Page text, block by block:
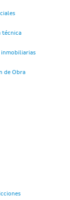
técnica
inmobiliarias
de Obra